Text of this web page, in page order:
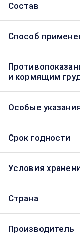
Состав
Способ
и кормящим
Особые
Срок годности
Условия
Страна
Производитель